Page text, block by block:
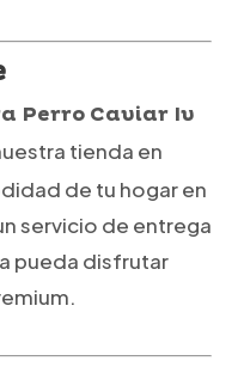
Perro Caviar Iv
tienda en
de tu hogar en
servicio de entrega
pueda disfrutar